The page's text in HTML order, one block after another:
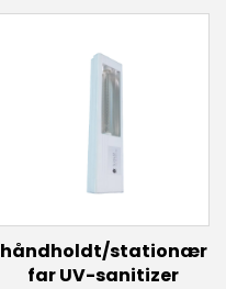
håndholdt/stationær
far UV-sanitizer